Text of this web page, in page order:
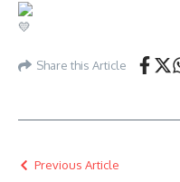
Share this Article
Previous Article